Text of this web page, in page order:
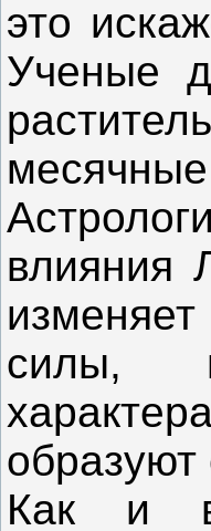
это
Ученые
влияния
силы,
образуют
Как и в